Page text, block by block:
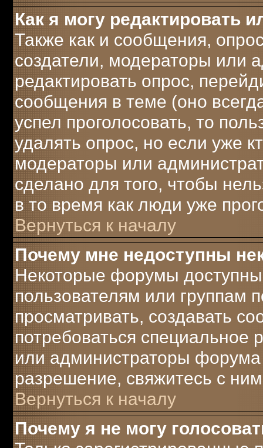
Как я могу редактировать
Также как и сообщения,
создатели, модераторы или
редактировать опрос,
сообщения в теме (оно
успел проголосовать, то
удалять опрос, но если уже
модераторы или
сделано для того, чтобы
в то время как люди уже
Вернуться к началу
Почему мне недоступны
Некоторые форумы
пользователям или группам
просматривать, создавать
потребоваться
или администраторы форума
разрешение, свяжитесь с
Вернуться к началу
Почему я не могу